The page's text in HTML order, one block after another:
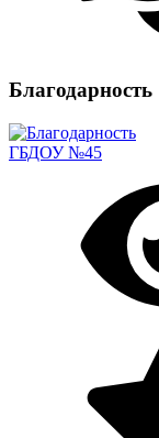
Благодарность
ГБДОУ №45